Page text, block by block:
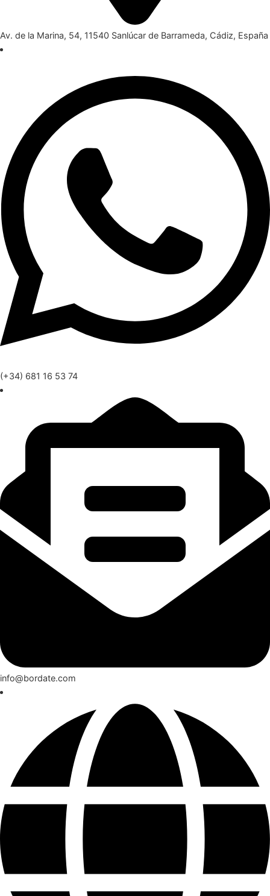
Av. de la Marina, 54, 11540 Sanlúcar de Barrameda, Cádiz, España
(+34) 681 16 53 74
info@bordate.com